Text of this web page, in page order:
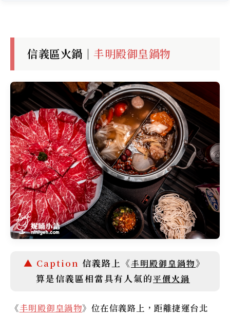
信義區火鍋｜丰明殿御皇鍋物
信義路上《丰明殿御皇鍋物》
算是信義區相當具有人氣的平價火鍋
《丰明殿御皇鍋物》位在信義路上，距離捷運台北